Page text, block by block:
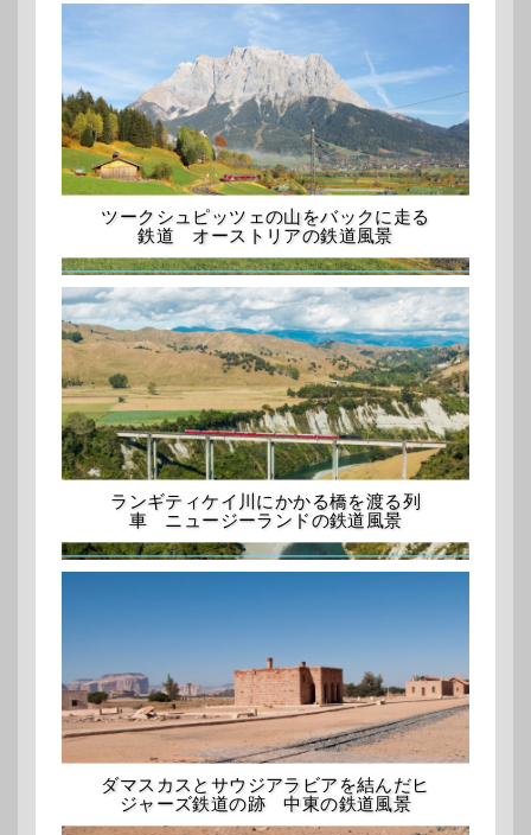
ツークシュピッツェの山をバックに走る
鉄道 オーストリアの鉄道風景
ランギティケイ川にかかる橋を渡る列
車 ニュージーランドの鉄道風景
ダマスカスとサウジアラビアを結んだヒ
ジャーズ鉄道の跡 中東の鉄道風景